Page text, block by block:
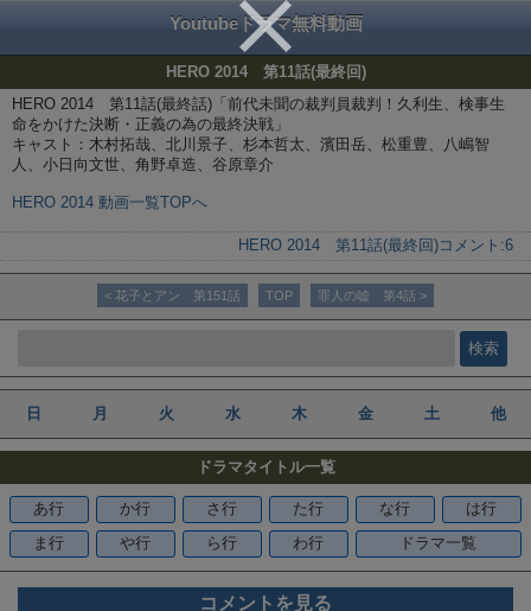
Youtubeドラマ無料動画
HERO 2014 第11話(最終回)
HERO 2014 第11話(最終話)「前代未聞の裁判員裁判！久利生、検事生
命をかけた決断・正義の為の最終決戦」
キャスト：木村拓哉、北川景子、杉本哲太、濱田岳、松重豊、八嶋智
人、小日向文世、角野卓造、谷原章介
HERO 2014 動画一覧TOPへ
HERO 2014 第11話(最終回)コメント:6
< 花子とアン 第151話 TOP 罪人の嘘 第4話 >
日 月 火 水 木 金 土 他
ドラマタイトル一覧
あ行 か行 さ行 た行 な行
は行
ま行
や行 ら行 わ行 ドラマ一覧
コメントを見る